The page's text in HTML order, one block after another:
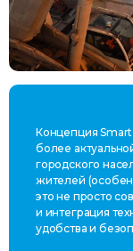
Концепция Smart
более
городского
жителей
это не просто
и интеграция
удобства и